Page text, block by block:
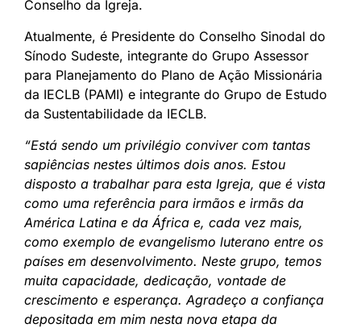
Conselho da Igreja.
Atualmente, é Presidente do Conselho Sinodal do
Sínodo Sudeste, integrante do Grupo Assessor
para Planejamento do Plano de Ação Missionária
da IECLB (PAMI) e integrante do Grupo de Estudo
da Sustentabilidade da IECLB.
“Está sendo um privilégio conviver com tantas
sapiências nestes últimos dois anos. Estou
disposto a trabalhar para esta Igreja, que é vista
como uma referência para irmãos e irmãs da
América Latina e da África e, cada vez mais,
como exemplo de evangelismo luterano entre os
países em desenvolvimento. Neste grupo, temos
muita capacidade, dedicação, vontade de
crescimento e esperança. Agradeço a confiança
depositada em mim nesta nova etapa da